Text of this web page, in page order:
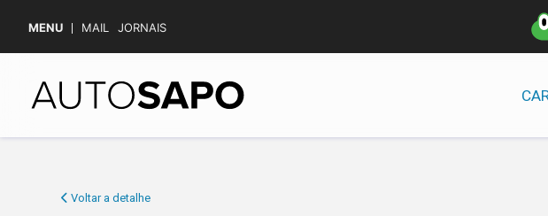
MENU MAIL JORNAIS
Voltar a detalhe